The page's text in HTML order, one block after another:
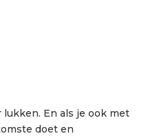
lukken. En als je ook met
doet en